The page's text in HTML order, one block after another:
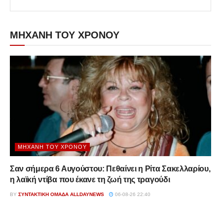
ΜΗΧΑΝΗ ΤΟΥ ΧΡΟΝΟΥ
ΜΗΧΑΝΉ ΤΟΥ ΧΡΌΝΟΥ
Σαν σήμερα 6 Αυγούστου: Πεθαίνει η Ρίτα Σακελλαρίου,
η λαϊκή ντίβα που έκανε τη ζωή της τραγούδι
BY ΣΥΝΤΑΚΤΙΚΉ ΟΜΆΔΑ ALLDAYNEWS 06-08-26 22:40